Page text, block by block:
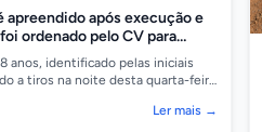
apreendido após execução e
ordenado pelo CV para
drogas
anos, identificado pelas iniciais
a tiros na noite desta quarta-feira
Ler mais →